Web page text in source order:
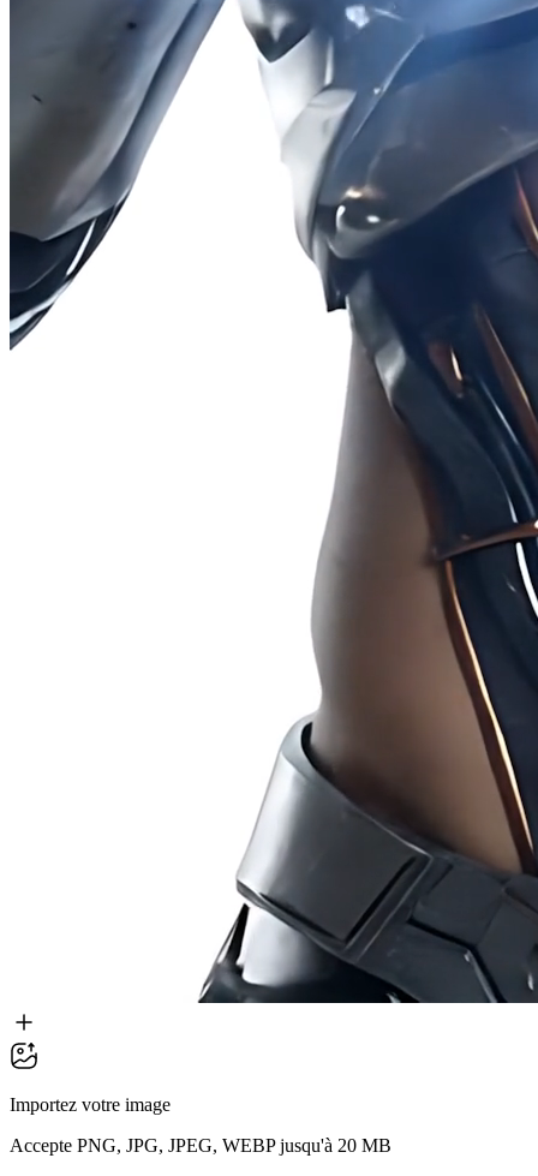
Importez votre image
Accepte PNG, JPG, JPEG, WEBP jusqu'à 20 MB